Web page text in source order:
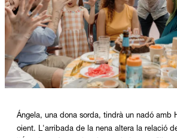
Ángela, una dona sorda, tindrà un nadó amb
oient. L'arribada de la nena altera la relació